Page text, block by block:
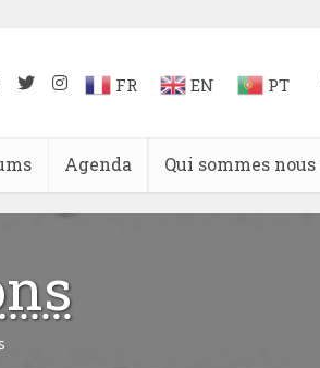
FR EN PT
Agenda Qui sommes nous